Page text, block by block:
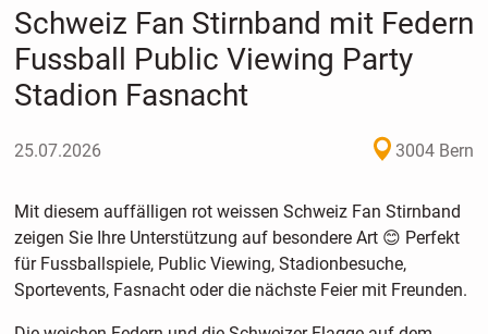
Schweiz Fan Stirnband mit Federn
Fussball Public Viewing Party
Stadion Fasnacht
25.07.2026 3004 Bern
Mit diesem auffälligen rot weissen Schweiz Fan Stirnband
zeigen Sie Ihre Unterstützung auf besondere Art 😊 Perfekt
für Fussballspiele, Public Viewing, Stadionbesuche,
Sportevents, Fasnacht oder die nächste Feier mit Freunden.